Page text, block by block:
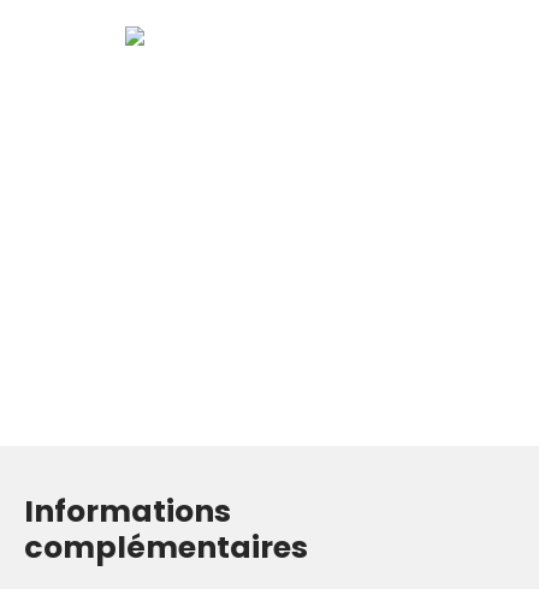
Informations
complémentaires